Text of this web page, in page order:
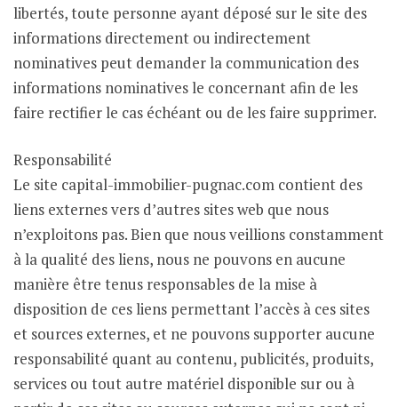
libertés, toute personne ayant déposé sur le site des
informations directement ou indirectement
nominatives peut demander la communication des
informations nominatives le concernant afin de les
faire rectifier le cas échéant ou de les faire supprimer.
Responsabilité
Le site capital-immobilier-pugnac.com contient des
liens externes vers d’autres sites web que nous
n’exploitons pas. Bien que nous veillions constamment
à la qualité des liens, nous ne pouvons en aucune
manière être tenus responsables de la mise à
disposition de ces liens permettant l’accès à ces sites
et sources externes, et ne pouvons supporter aucune
responsabilité quant au contenu, publicités, produits,
services ou tout autre matériel disponible sur ou à